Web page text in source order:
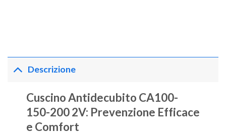
Descrizione
Cuscino Antidecubito CA100-
150-200 2V: Prevenzione Efficace
e Comfort